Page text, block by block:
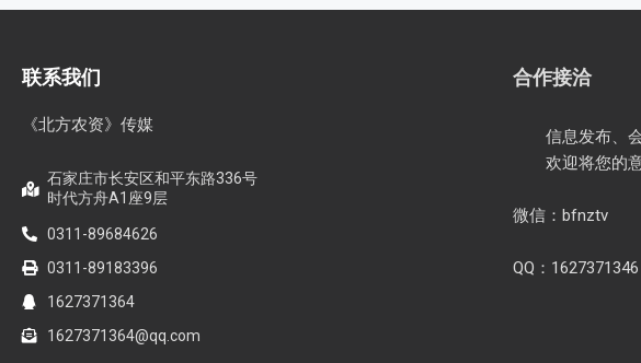
联系我们
《北方农资》传媒
石家庄市长安区和平东路336号
时代方舟A1座9层
0311-89684626
0311-89183396
1627371364
1627371364@qq.com
合作接洽
信息发布、会
欢迎将您的意
微信：bfnztv
QQ：1627371346